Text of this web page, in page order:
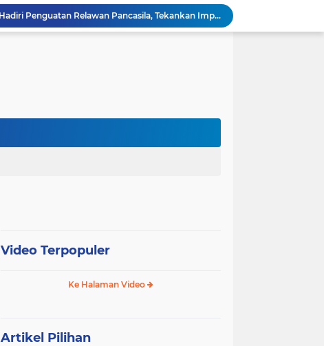
Wali Kota Pariaman Hadiri Penguatan Relawan Pancasila, Tekankan Implementasi Nilai Pancasila dalam Pelayanan Publik
Wali Kota Pariaman Bagikan Bibit Ikan Koi kepada Siswa SD untuk Edukasi Perikanan
Pengurus PWI Pariaman 2026–2029 Dilantik, Pemkot Tekankan Sinergi dan Profesionalisme Pers
Video Terpopuler
Ke Halaman Video
Artikel Pilihan